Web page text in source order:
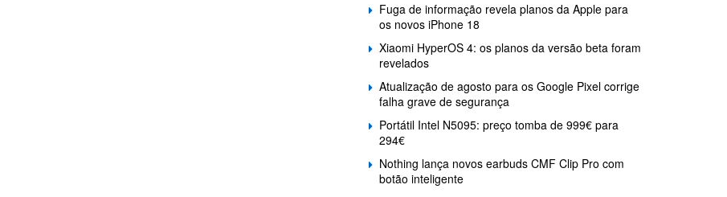
Fuga de informação revela planos da Apple para
os novos iPhone 18
Xiaomi HyperOS 4: os planos da versão beta foram
revelados
Atualização de agosto para os Google Pixel corrige
falha grave de segurança
Portátil Intel N5095: preço tomba de 999€ para
294€
Nothing lança novos earbuds CMF Clip Pro com
botão inteligente